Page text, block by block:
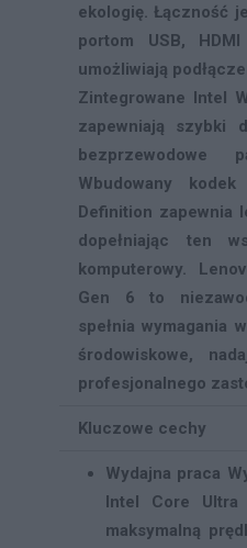
ekologię. Łączność
portom USB,
umożliwiają
Zintegrowane Intel
zapewniają szybki
bezprzewodowe
Wbudowany
Definition zapewnia
dopełniając ten
komputerowy.
Gen 6 to
spełnia wymagania
środowiskowe,
profesjonalnego
Kluczowe cechy
Wydajna praca
Intel Core
maksymalną